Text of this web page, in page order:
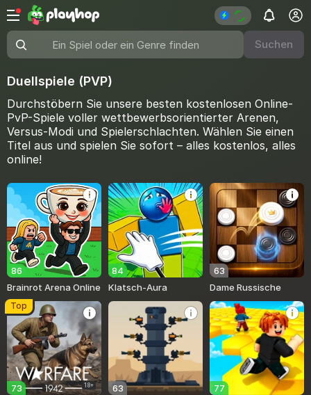
Ein Spiel oder ein Genre finden Suchen
Duellspiele (PVP)
Durchstöbern Sie unsere besten kostenlosen Online-
PvP-Spiele voller wettbewerbsorientierter Arenen,
Versus-Modi und Spielerschlachten. Wählen Sie einen
Titel aus und spielen Sie sofort – alles kostenlos, alles
online!
86
Brainrot Arena Online
84
Klatsch-Aura
63
Dame Russische
73 18+
Top
63
77